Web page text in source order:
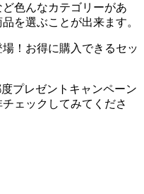
色んなカテゴリーがあ
を選ぶことが出来ます。
！お得に購入できるセッ
プレゼントキャンペーン
ェックしてみてくださ